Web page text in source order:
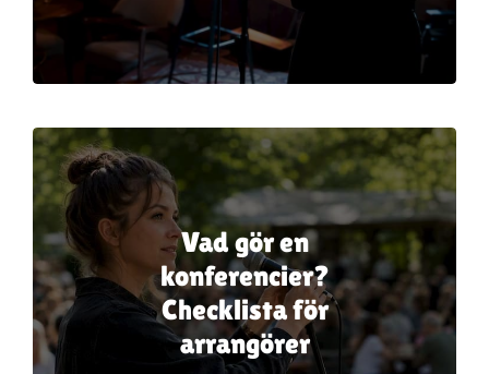
Mitt konto
oförglömliga
evenemang genom
att styra
engagera publiken.
Vad gör en
konferencier?
Checklista för
arrangörer